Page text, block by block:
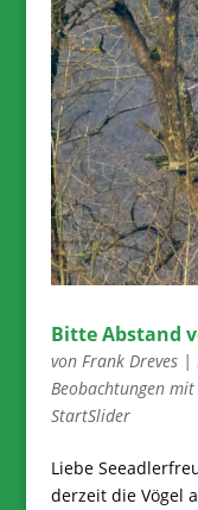
Bitte Abstand
von Frank Dreves|
Beobachtungen
StartSlider
Liebe
derzeit die Vögel